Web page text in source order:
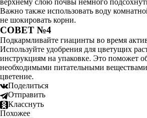
верхнему слою почвы немного
Важно также использовать воду
не шокировать корни.
СОВЕТ №4
Подкармливайте гиацинты во время
Используйте удобрения для цветущих
инструкциям на упаковке. Это поможет
необходимыми питательными
цветение.
Поделиться
Отправить
Класснуть
Похожее